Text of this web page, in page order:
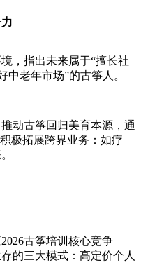
，指出未来属于“擅长社
中老年市场”的古筝人。
动古筝回归美育本源，通
极拓展跨界业务：如疗
古筝培训核心竞争
的三大模式：高定价个人